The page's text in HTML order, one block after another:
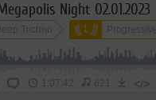
Night 02.01.2023
Deep Techno 1
1:07:42 621 </>